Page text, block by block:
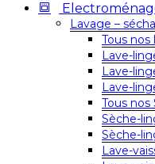
Lavage –
Tous nos
Lave-
Lave-
Lave-
Tous nos
Sèche-
Sèche-
Lave-